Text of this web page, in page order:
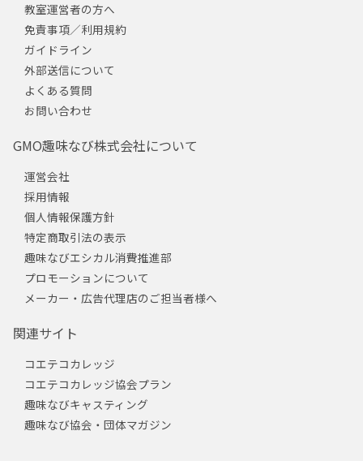
教室運営者の方へ
免責事項／利用規約
ガイドライン
外部送信について
よくある質問
お問い合わせ
GMO趣味なび株式会社について
運営会社
採用情報
個人情報保護方針
特定商取引法の表示
趣味なびエシカル消費推進部
プロモーションについて
メーカー・広告代理店のご担当者様へ
関連サイト
コエテコカレッジ
コエテコカレッジ協会プラン
趣味なびキャスティング
趣味なび協会・団体マガジン